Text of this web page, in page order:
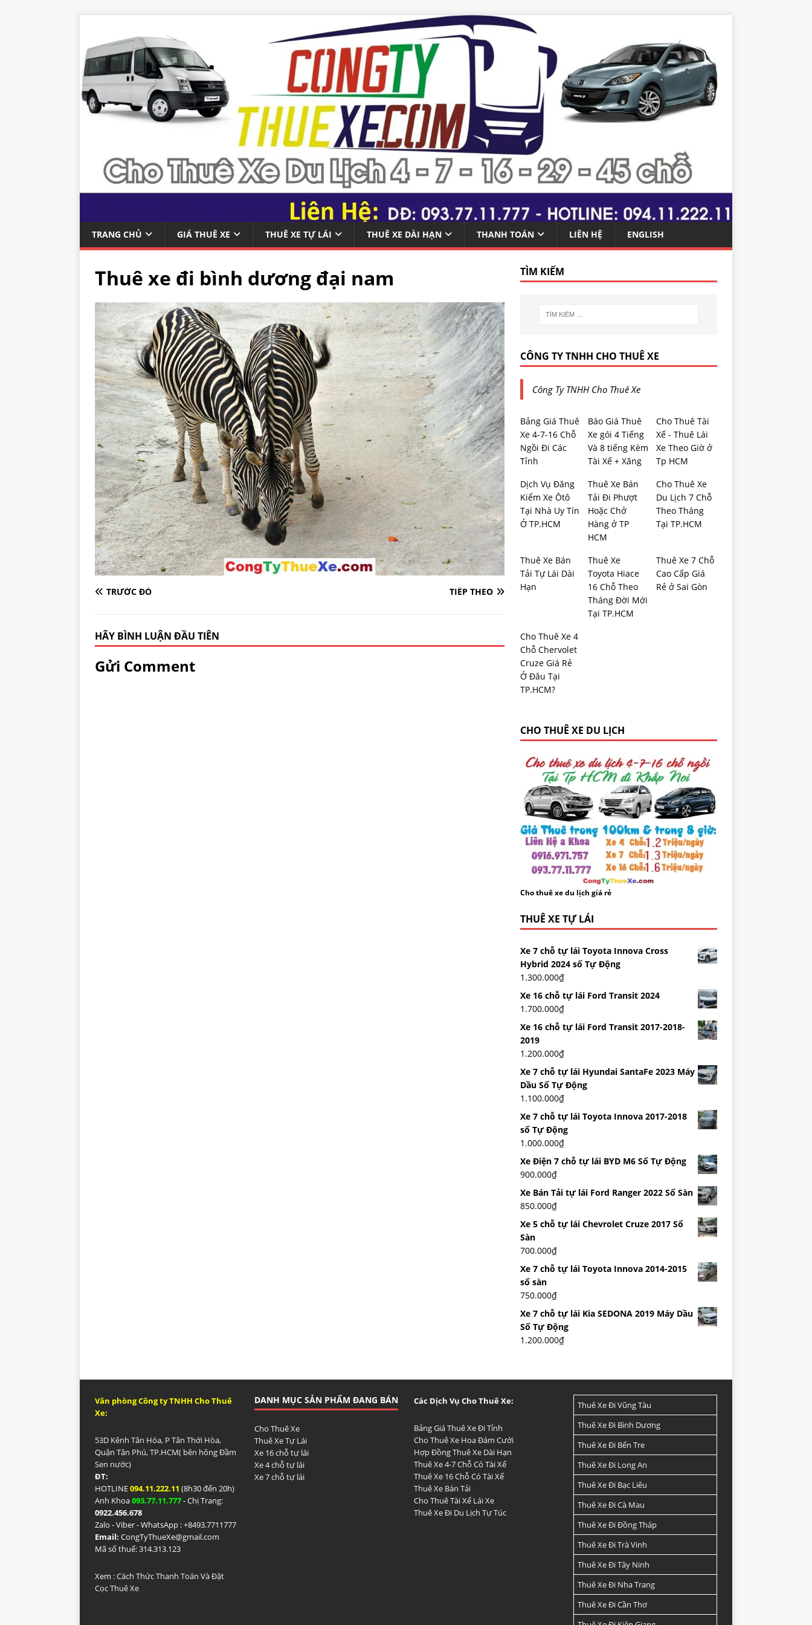
TRANG CHỦ GIÁ THUÊ XE THUÊ XE TỰ LÁI THUÊ XE DÀI HẠN THANH TOÁN LIÊN HỆ ENGLISH
Thuê xe đi bình dương đại nam
TRƯỚC ĐÓ TIẾP THEO
HÃY BÌNH LUẬN ĐẦU TIÊN
Gửi Comment
TÌM KIẾM
CÔNG TY TNHH CHO THUÊ XE
Công Ty TNHH Cho Thuê Xe
Bảng Giá Thuê
Xe 4-7-16 Chỗ
Ngồi Đi Các
Tỉnh
Báo Giá Thuê
Xe gói 4 Tiếng
Và 8 tiếng Kèm
Tài Xế + Xăng
Cho Thuê Tài
Xế - Thuê Lái
Xe Theo Giờ ở
Tp HCM
Dịch Vụ Đăng
Kiểm Xe Ôtô
Tại Nhà Uy Tín
Ở TP.HCM
Thuê Xe Bán
Tải Đi Phượt
Hoặc Chở
Hàng ở TP
HCM
Cho Thuê Xe
Du Lịch 7 Chỗ
Theo Tháng
Tại TP.HCM
Thuê Xe Bán
Tải Tự Lái Dài
Hạn
Thuê Xe
Toyota Hiace
16 Chỗ Theo
Tháng Đời Mới
Tại TP.HCM
Thuê Xe 7 Chỗ
Cao Cấp Giá
Rẻ ở Sai Gòn
Cho Thuê Xe 4
Chỗ Chervolet
Cruze Giá Rẻ
Ở Đâu Tại
TP.HCM?
CHO THUÊ XE DU LỊCH
Cho thuê xe du lịch giá rẻ
THUÊ XE TỰ LÁI
Xe 7 chỗ tự lái Toyota Innova Cross
Hybrid 2024 số Tự Động
1.300.000₫
Xe 16 chỗ tự lái Ford Transit 2024
1.700.000₫
Xe 16 chỗ tự lái Ford Transit 2017-2018-
2019
1.200.000₫
Xe 7 chỗ tự lái Hyundai SantaFe 2023 Máy
Dầu Số Tự Động
1.100.000₫
Xe 7 chỗ tự lái Toyota Innova 2017-2018
số Tự Động
1.000.000₫
Xe Điện 7 chỗ tự lái BYD M6 Số Tự Động
900.000₫
Xe Bán Tải tự lái Ford Ranger 2022 Số Sàn
850.000₫
Xe 5 chỗ tự lái Chevrolet Cruze 2017 Số
Sàn
700.000₫
Xe 7 chỗ tự lái Toyota Innova 2014-2015
số sàn
750.000₫
Xe 7 chỗ tự lái Kia SEDONA 2019 Máy Dầu
Số Tự Động
1.200.000₫
Văn phòng Công ty TNHH Cho Thuê
Xe:
53D Kênh Tân Hóa, P Tân Thới Hòa,
Quận Tân Phú, TP.HCM( bên hông Đầm
Sen nước)
ĐT:
HOTLINE094.11.222.11 (8h30 đến 20h)
Anh Khoa093.77.11.777- Chị Trang:
0922.456.678
Zalo - Viber - WhatsApp : +8493.7711777
Email: CongTyThueXe@gmail.com
Mã số thuế: 314.313.123
Xem :Cách Thức Thanh Toán Và Đặt
Cọc Thuê Xe
DANH MỤC SẢN PHẨM ĐANG BÁN
Cho Thuê Xe
Thuê Xe Tự Lái
Xe 16 chỗ tự lái
Xe 4 chỗ tự lái
Xe 7 chỗ tự lái
Các Dịch Vụ Cho Thuê Xe:
Bảng Giá Thuê Xe Đi Tỉnh
Cho Thuê Xe Hoa Đám Cưới
Hợp Đồng Thuê Xe Dài Hạn
Thuê Xe 4-7 Chỗ Có Tài Xế
Thuê Xe 16 Chỗ Có Tài Xế
Thuê Xe Bán Tải
Cho Thuê Tài Xế Lái Xe
Thuê Xe Đi Du Lịch Tự Túc
Thuê Xe Đi Vũng Tàu
Thuê Xe Đi Bình Dương
Thuê Xe Đi Bến Tre
Thuê Xe Đi Long An
Thuê Xe Đi Bạc Liêu
Thuê Xe Đi Cà Mau
Thuê Xe Đi Đồng Tháp
Thuê Xe Đi Trà Vinh
Thuê Xe Đi Tây Ninh
Thuê Xe Đi Nha Trang
Thuê Xe Đi Cần Thơ